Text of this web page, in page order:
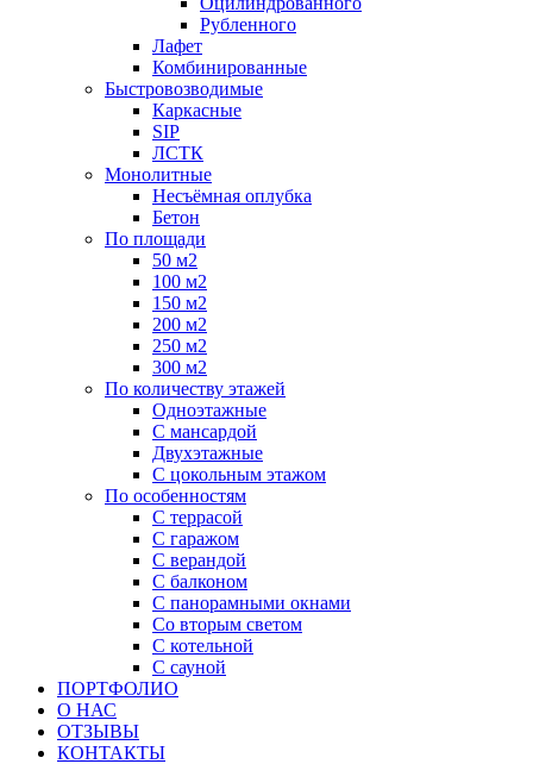
Рубленного
Лафет
Комбинированные
Быстровозводимые
Каркасные
SIP
ЛСТК
Монолитные
Несъёмная оплубка
Бетон
По площади
50 м2
100 м2
150 м2
200 м2
250 м2
300 м2
По количеству этажей
Одноэтажные
С мансардой
Двухэтажные
С цокольным этажом
По особенностям
С террасой
С гаражом
С верандой
С балконом
С панорамными окнами
Со вторым светом
С котельной
С сауной
ПОРТФОЛИО
О НАС
ОТЗЫВЫ
КОНТАКТЫ